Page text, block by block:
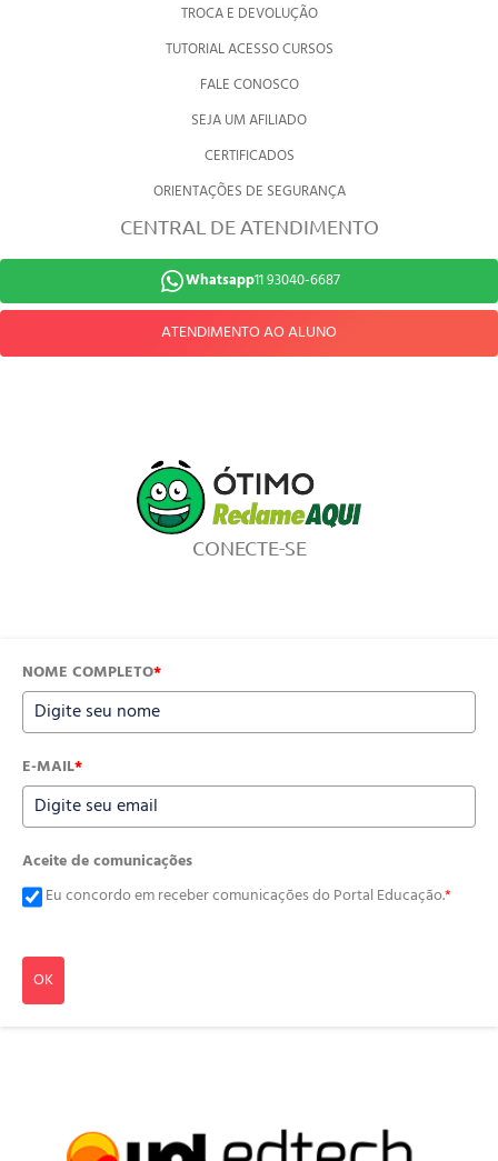
TROCA E DEVOLUÇÃO
TUTORIAL ACESSO CURSOS
FALE CONOSCO
SEJA UM AFILIADO
CERTIFICADOS
ORIENTAÇÕES DE SEGURANÇA
CENTRAL DE ATENDIMENTO
Whatsapp11 93040-6687
ATENDIMENTO AO ALUNO
CONECTE-SE
NOME COMPLETO*
E-MAIL*
Aceite de comunicações
Eu concordo em receber comunicações do Portal Educação.*
OK